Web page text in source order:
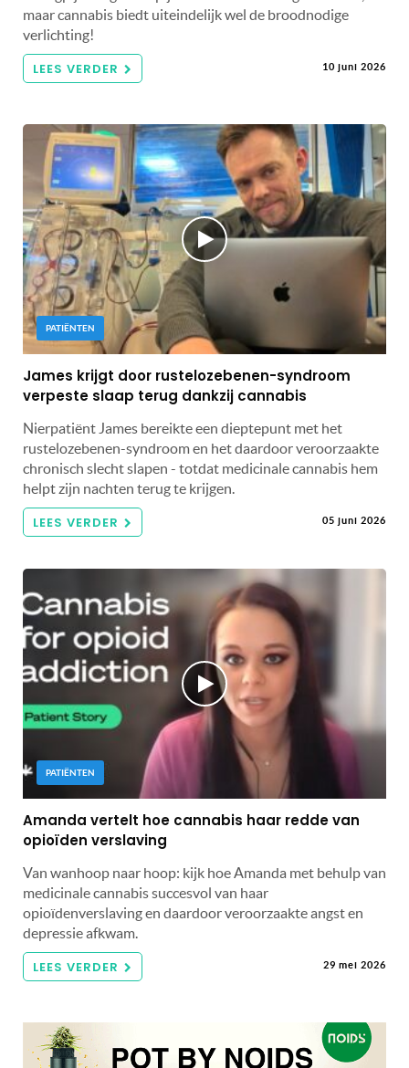
maar cannabis biedt uiteindelijk wel de broodnodige
verlichting!
LEES VERDER 10 juni 2026
PATIËNTEN
James krijgt door rustelozebenen-syndroom
verpeste slaap terug dankzij cannabis
Nierpatiënt James bereikte een dieptepunt met het
rustelozebenen-syndroom en het daardoor veroorzaakte
chronisch slecht slapen - totdat medicinale cannabis hem
helpt zijn nachten terug te krijgen.
LEES VERDER 05 juni 2026
PATIËNTEN
Amanda vertelt hoe cannabis haar redde van
opioïden verslaving
Van wanhoop naar hoop: kijk hoe Amanda met behulp van
medicinale cannabis succesvol van haar
opioïdenverslaving en daardoor veroorzaakte angst en
depressie afkwam.
LEES VERDER 29 mei 2026